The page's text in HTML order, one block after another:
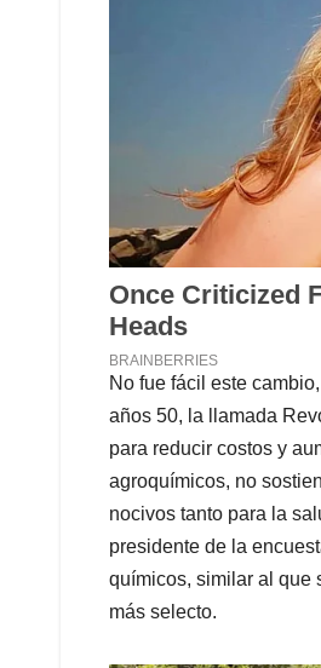
No fue fácil este
años 50, la llamada
para reducir costos y
agroquímicos, no
nocivos tanto para la
presidente de la
químicos, similar al que
más selecto.